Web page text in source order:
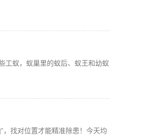
工蚁，蚁巢里的蚁后、蚁王和幼蚁
，找对位置才能精准除患！今天均